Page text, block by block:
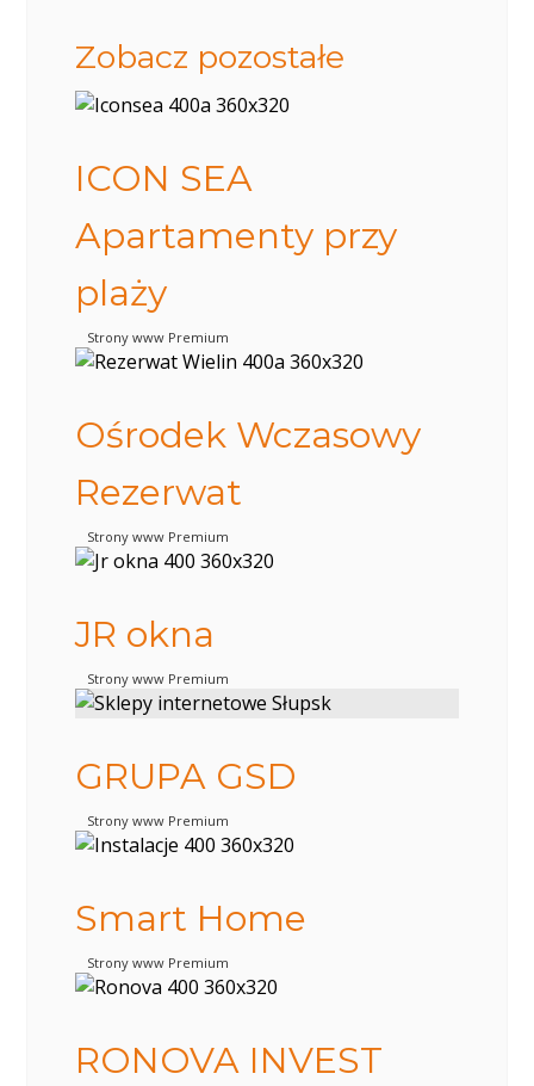
Zobacz pozostałe
ICON SEA
Apartamenty przy
plaży
Strony www Premium
Ośrodek Wczasowy
Rezerwat
Strony www Premium
JR okna
Strony www Premium
GRUPA GSD
Strony www Premium
Smart Home
Strony www Premium
RONOVA INVEST